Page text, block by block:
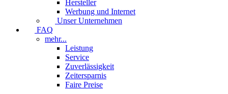
Hersteller
Werbung und Internet
Unser Unternehmen
FAQ
mehr...
Leistung
Service
Zuverlässigkeit
Zeitersparnis
Faire Preise